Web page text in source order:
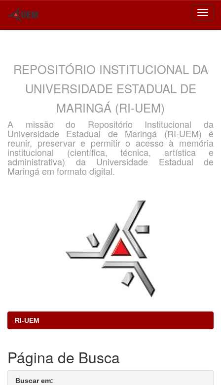
REPOSITÓRIO INSTITUCIONAL DA
UNIVERSIDADE ESTADUAL DE
MARINGÁ (RI-UEM)
A missão do Repositório Institucional da
Universidade Estadual de Maringá (RI-UEM) é
reunir, preservar e permitir o acesso à memória
institucional (científica, técnica, artística e
administrativa) da Universidade Estadual de
Maringá em formato digital.
RI-UEM
Página de Busca
Buscar em: